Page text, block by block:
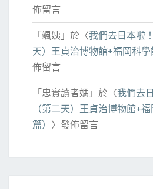
佈留言
「颯姨 」於〈我們去日本啦
天）王貞治博物館+福岡科學
佈留言
「忠實讀者媽 」於〈我們去
（第二天）王貞治博物館+
篇） 〉發佈留言